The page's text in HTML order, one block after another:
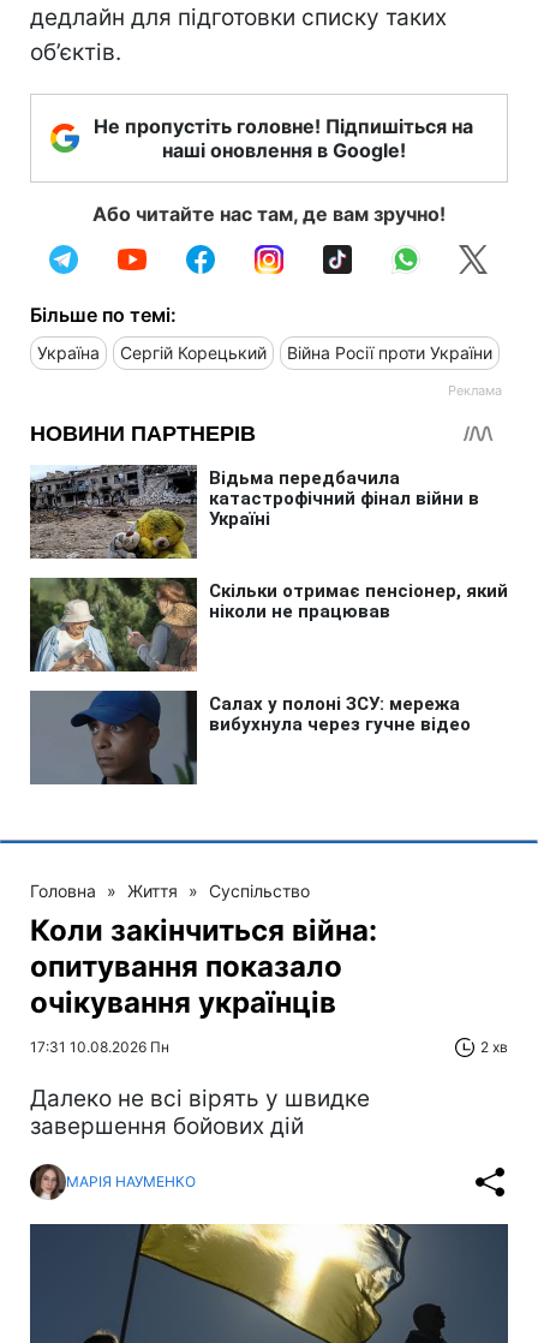
дедлайн для підготовки списку таких
об’єктів.
Не пропустіть головне! Підпишіться на
наші оновлення в Google!
Або читайте нас там, де вам зручно!
Більше по темі:
Україна Сергій Корецький Війна Росії проти України
Головна » Життя » Суспільство
Коли закінчиться війна:
опитування показало
очікування українців
17:31 10.08.2026 Пн 2 хв
Далеко не всі вірять у швидке
завершення бойових дій
МАРІЯ НАУМЕНКО